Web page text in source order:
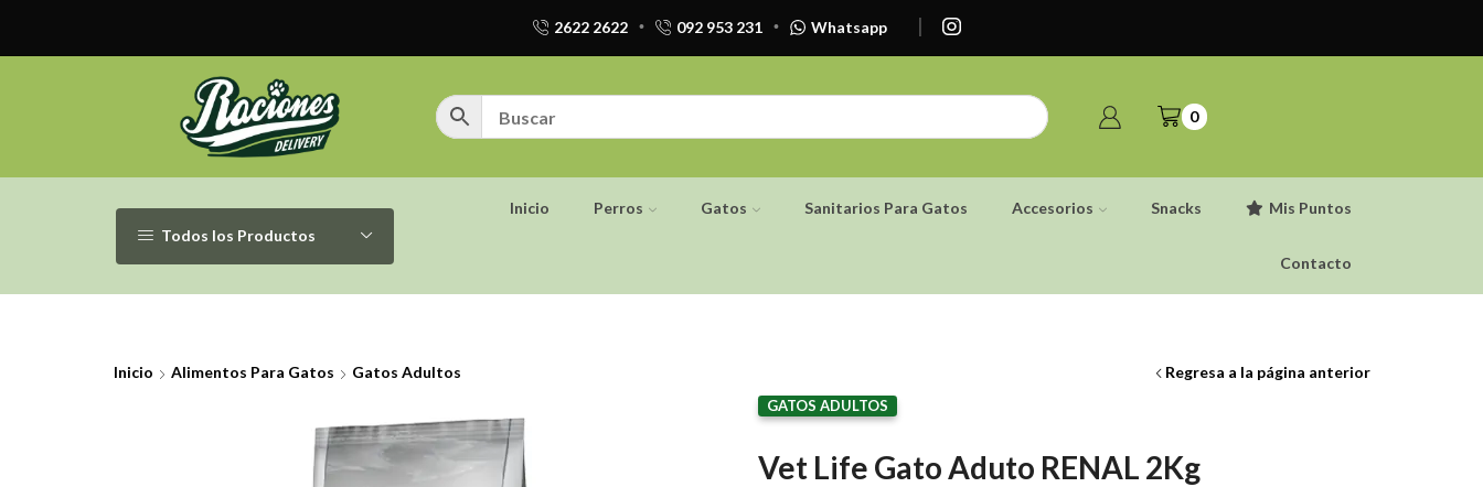
2622 2622 092 953 231 Whatsapp
0
Todos los Productos
Inicio Perros Gatos Sanitarios Para Gatos Accesorios Snacks Mis Puntos
Contacto
Inicio Alimentos Para Gatos Gatos Adultos Regresa a la página anterior
GATOS ADULTOS
Vet Life Gato Aduto RENAL 2Kg